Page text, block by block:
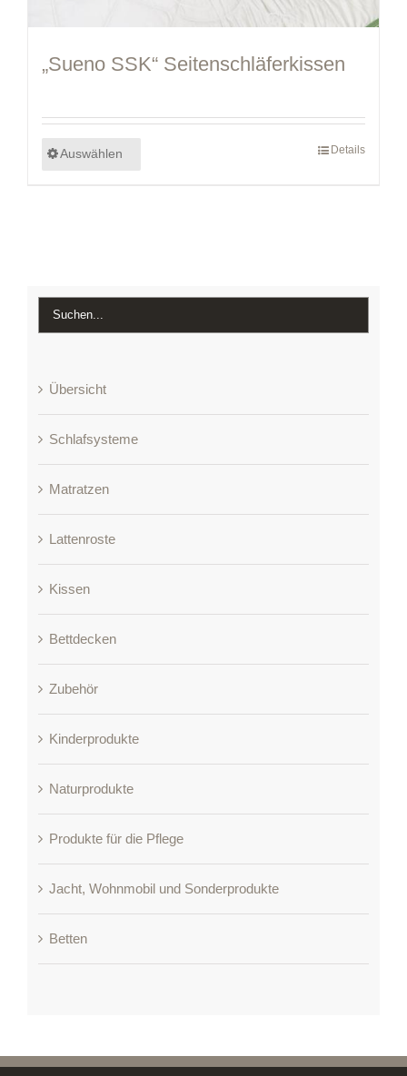
„Sueno SSK“ Seitenschläferkissen
Auswählen Details
Übersicht
Schlafsysteme
Matratzen
Lattenroste
Kissen
Bettdecken
Zubehör
Kinderprodukte
Naturprodukte
Produkte für die Pflege
Jacht, Wohnmobil und Sonderprodukte
Betten